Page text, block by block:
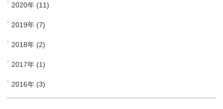
2020年 (11)
2019年 (7)
2018年 (2)
2017年 (1)
2016年 (3)